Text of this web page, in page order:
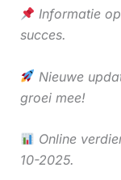
Informatie
succes.
Nieuwe
groei mee!
Online
10-2025.